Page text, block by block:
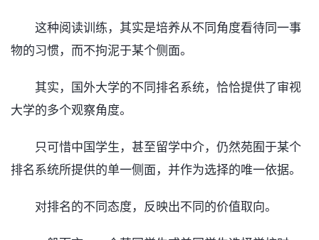
这种阅读训练，其实是培养从不同角度看待同一事
物的习惯，而不拘泥于某个侧面。
其实，国外大学的不同排名系统，恰恰提供了审视
大学的多个观察角度。
只可惜中国学生，甚至留学中介，仍然苑囿于某个
排名系统所提供的单一侧面，并作为选择的唯一依据。
对排名的不同态度，反映出不同的价值取向。